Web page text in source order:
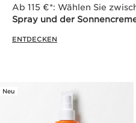
Ab 115 €*: Wählen Sie
Spray und der
ENTDECKEN
Neu